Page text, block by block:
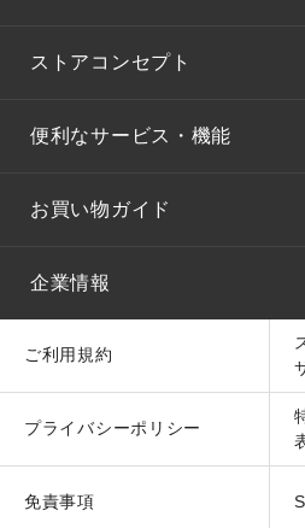
ストアコンセプト
便利なサービス・機能
お買い物ガイド
企業情報
ご利用規約
プライバシーポリシー
免責事項